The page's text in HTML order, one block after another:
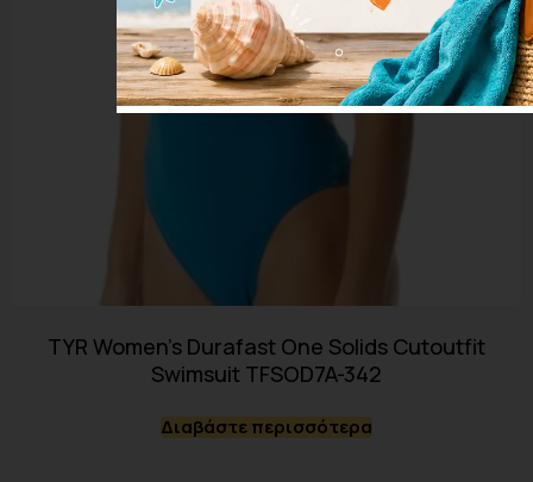
TYR Women’s Durafast One Solids Cutoutfit
Swimsuit TFSOD7A-342
Διαβάστε περισσότερα